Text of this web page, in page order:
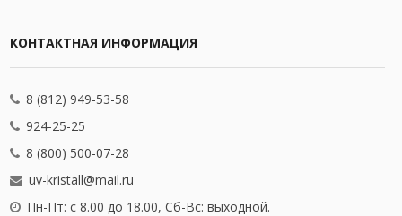
КОНТАКТНАЯ ИНФОРМАЦИЯ
8 (812) 949-53-58
924-25-25
8 (800) 500-07-28
uv-kristall@mail.ru
Пн-Пт: с 8.00 до 18.00, Сб-Вс: выходной.